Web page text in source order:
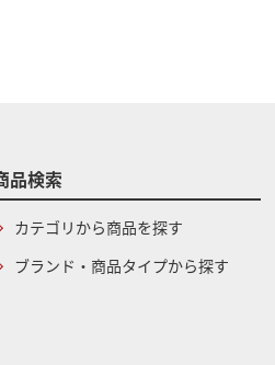
品検索
カテゴリから商品を探す
ブランド・商品タイプから探す